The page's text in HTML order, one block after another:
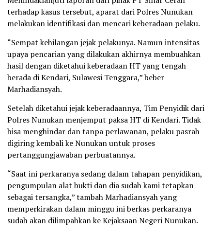
terhadap kasus tersebut, aparat dari Polres Nunukan
melakukan identifikasi dan mencari keberadaan pelaku.
“Sempat kehilangan jejak pelakunya. Namun intensitas
upaya pencarian yang dilakukan akhirnya membuahkan
hasil dengan diketahui keberadaan HT yang tengah
berada di Kendari, Sulawesi Tenggara,” beber
Marhadiansyah.
Setelah diketahui jejak keberadaannya, Tim Penyidik dari
Polres Nunukan menjemput paksa HT di Kendari. Tidak
bisa menghindar dan tanpa perlawanan, pelaku pasrah
digiring kembali ke Nunukan untuk proses
pertanggungjawaban perbuatannya.
“Saat ini perkaranya sedang dalam tahapan penyidikan,
pengumpulan alat bukti dan dia sudah kami tetapkan
sebagai tersangka,” tambah Marhadiansyah yang
memperkirakan dalam minggu ini berkas perkaranya
sudah akan dilimpahkan ke Kejaksaan Negeri Nunukan.